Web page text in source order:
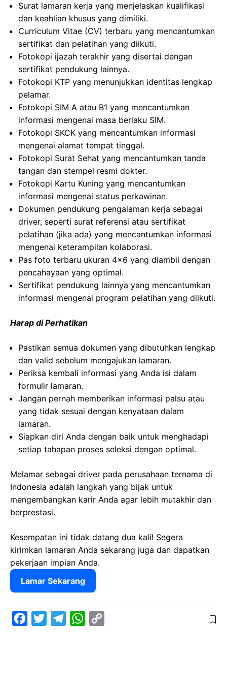
Surat lamaran kerja yang menjelaskan kualifikasi
dan keahlian khusus yang dimiliki.
Curriculum Vitae (CV) terbaru yang mencantumkan
sertifikat dan pelatihan yang diikuti.
Fotokopi ijazah terakhir yang disertai dengan
sertifikat pendukung lainnya.
Fotokopi KTP yang menunjukkan identitas lengkap
pelamar.
Fotokopi SIM A atau B1 yang mencantumkan
informasi mengenai masa berlaku SIM.
Fotokopi SKCK yang mencantumkan informasi
mengenai alamat tempat tinggal.
Fotokopi Surat Sehat yang mencantumkan tanda
tangan dan stempel resmi dokter.
Fotokopi Kartu Kuning yang mencantumkan
informasi mengenai status perkawinan.
Dokumen pendukung pengalaman kerja sebagai
driver, seperti surat referensi atau sertifikat
pelatihan (jika ada) yang mencantumkan informasi
mengenai keterampilan kolaborasi.
Pas foto terbaru ukuran 4×6 yang diambil dengan
pencahayaan yang optimal.
Sertifikat pendukung lainnya yang mencantumkan
informasi mengenai program pelatihan yang diikuti.
Harap di Perhatikan
Pastikan semua dokumen yang dibutuhkan lengkap
dan valid sebelum mengajukan lamaran.
Periksa kembali informasi yang Anda isi dalam
formulir lamaran.
Jangan pernah memberikan informasi palsu atau
yang tidak sesuai dengan kenyataan dalam
lamaran.
Siapkan diri Anda dengan baik untuk menghadapi
setiap tahapan proses seleksi dengan optimal.
Melamar sebagai driver pada perusahaan ternama di
Indonesia adalah langkah yang bijak untuk
mengembangkan karir Anda agar lebih mutakhir dan
berprestasi.
Kesempatan ini tidak datang dua kali! Segera
kirimkan lamaran Anda sekarang juga dan dapatkan
pekerjaan impian Anda.
Lamar Sekarang
W